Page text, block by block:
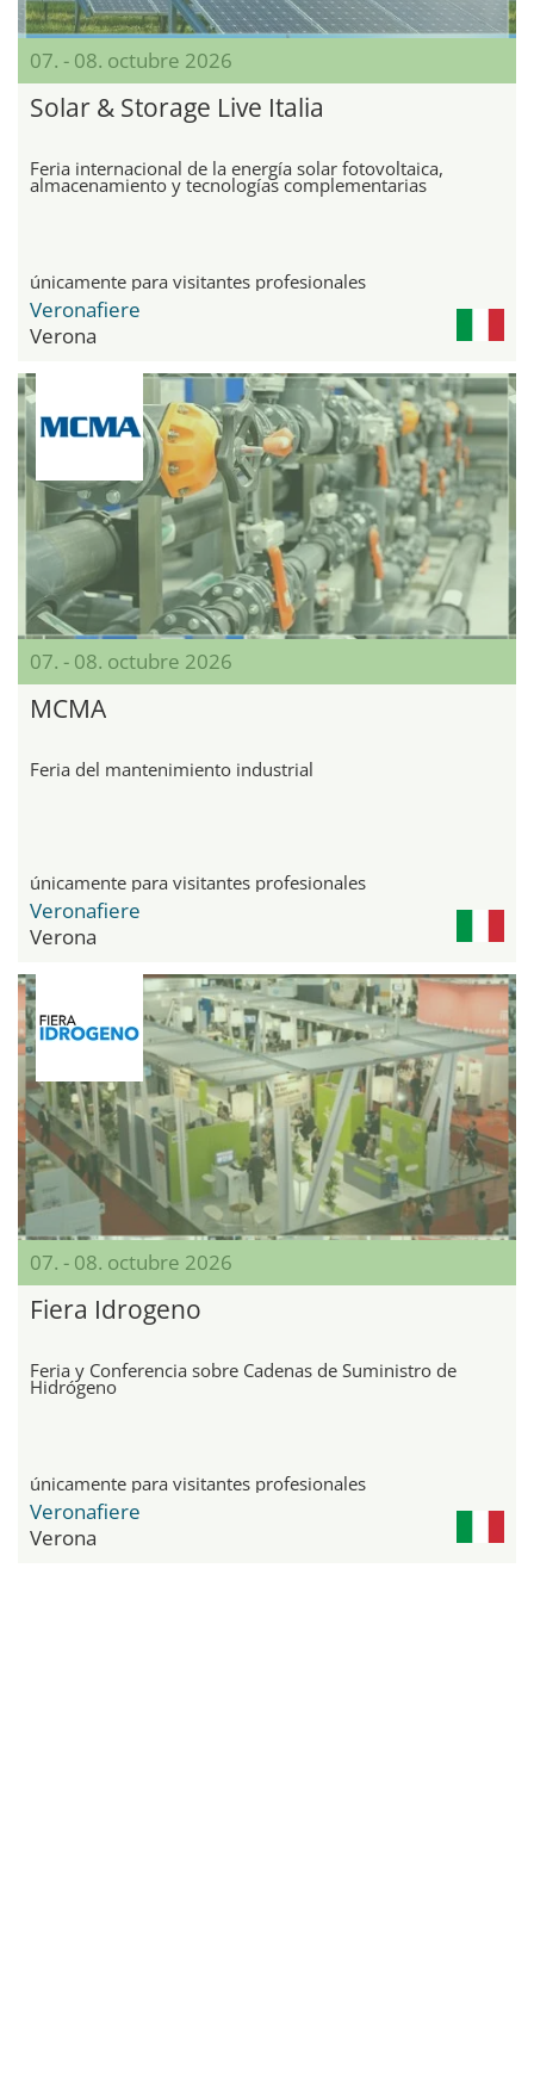
07. - 08. octubre 2026
Solar & Storage Live Italia
Feria internacional de la energía solar fotovoltaica,
almacenamiento y tecnologías complementarias
únicamente para visitantes profesionales
Veronafiere
Verona
07. - 08. octubre 2026
MCMA
Feria del mantenimiento industrial
únicamente para visitantes profesionales
Veronafiere
Verona
07. - 08. octubre 2026
Fiera Idrogeno
Feria y Conferencia sobre Cadenas de Suministro de
Hidrógeno
únicamente para visitantes profesionales
Veronafiere
Verona